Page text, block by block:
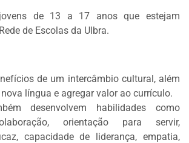
de 13 a 17 anos que estejam
de Escolas da Ulbra.
de um intercâmbio cultural, além
língua e agregar valor ao currículo.
desenvolvem habilidades como
orientação para servir,
capacidade de liderança, empatia,